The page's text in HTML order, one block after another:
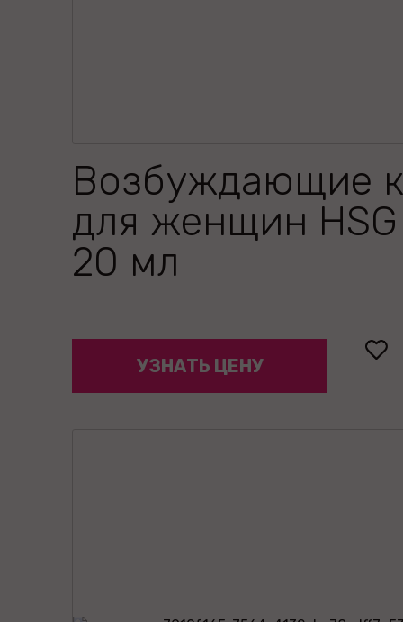
Возбуждающие
для женщин
20 мл
УЗНАТЬ ЦЕНУ